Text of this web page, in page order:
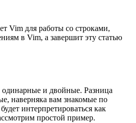
Vim для работы со строками,
в Vim, а завершит эту статью
и двойные. Разница
наверняка вам знакомые по
интерпретироваться как
простой пример.